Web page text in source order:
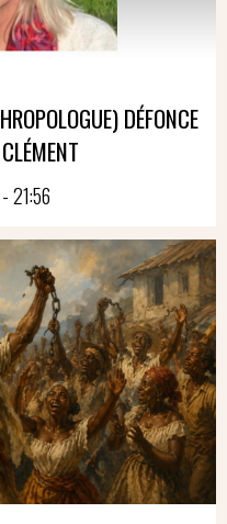
DÉFONCE
21:56